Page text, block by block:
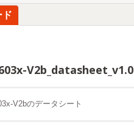
ド
V2b_datasheet_v1.0
V2bのデータシート